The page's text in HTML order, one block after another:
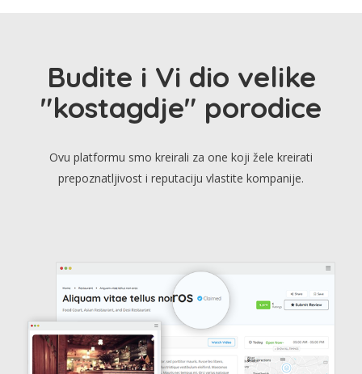
Budite i Vi dio velike
"kostagdje" porodice
Ovu platformu smo kreirali za one koji žele kreirati
prepoznatljivost i reputaciju vlastite kompanije.